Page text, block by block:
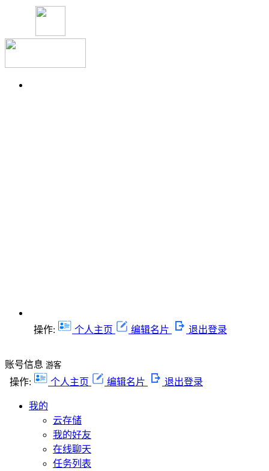
操作: 个人主页 编辑名片 退出登录
账号信息 游客
操作: 个人主页 编辑名片 退出登录
我的
云存储
我的好友
在线聊天
任务列表